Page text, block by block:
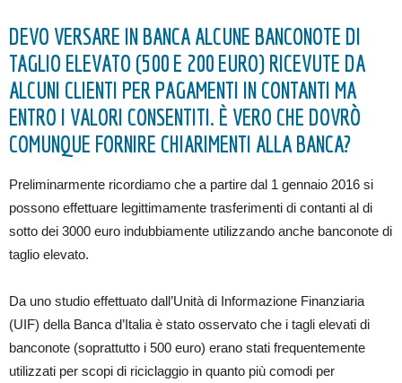
DEVO VERSARE IN BANCA ALCUNE BANCONOTE DI
TAGLIO ELEVATO (500 E 200 EURO) RICEVUTE DA
ALCUNI CLIENTI PER PAGAMENTI IN CONTANTI MA
ENTRO I VALORI CONSENTITI. È VERO CHE DOVRÒ
COMUNQUE FORNIRE CHIARIMENTI ALLA BANCA?
Preliminarmente ricordiamo che a partire dal 1 gennaio 2016 si
possono effettuare legittimamente trasferimenti di contanti al di
sotto dei 3000 euro indubbiamente utilizzando anche banconote di
taglio elevato.
Da uno studio effettuato dall’Unità di Informazione Finanziaria
(UIF) della Banca d’Italia è stato osservato che i tagli elevati di
banconote (soprattutto i 500 euro) erano stati frequentemente
utilizzati per scopi di riciclaggio in quanto più comodi per